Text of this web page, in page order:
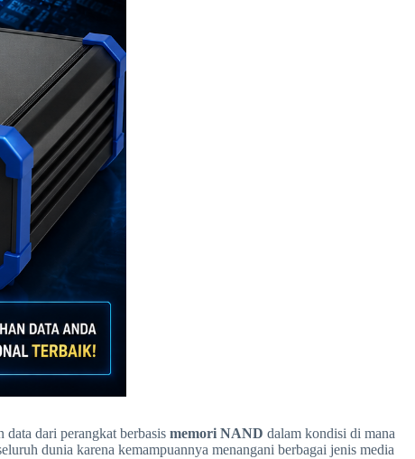
dari perangkat berbasis memori NAND dalam kondisi di mana
dunia karena kemampuannya menangani berbagai jenis media